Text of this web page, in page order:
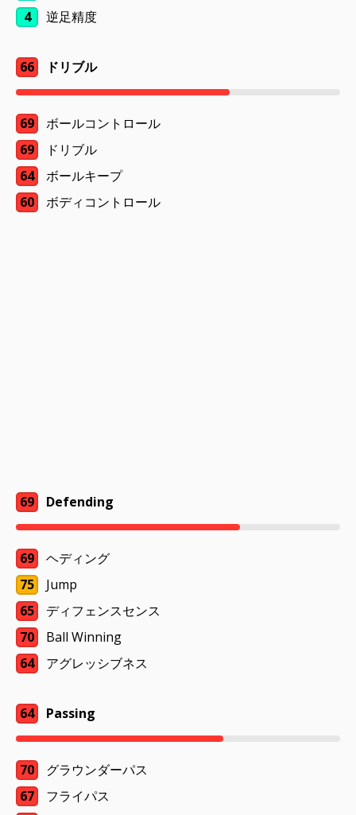
4
逆足精度
66 ドリブル
69
ボールコントロール
69
ドリブル
64
ボールキープ
60
ボディコントロール
69 Defending
69
ヘディング
75
Jump
65
ディフェンスセンス
70
Ball Winning
64
アグレッシブネス
64 Passing
70
グラウンダーパス
67
フライパス